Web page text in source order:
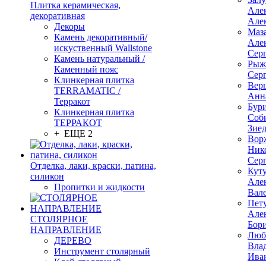
Плитка керамическая,
декоративная
Декоры
Камень декоративный/
искуственный Wallstone
Камень натуральный /
Каменный пояс
Клинкерная плитка
TERRAMATIC /
Терракот
Клинкерная плитка
ТЕРРАКОТ
+ ЕЩЕ 2
Отделка, лаки, краски, патина,
силикон
Пропитки и жидкости
СТОЛЯРНОЕ
НАПРАВЛЕНИЕ
ДЕРЕВО
Инструмент столярный